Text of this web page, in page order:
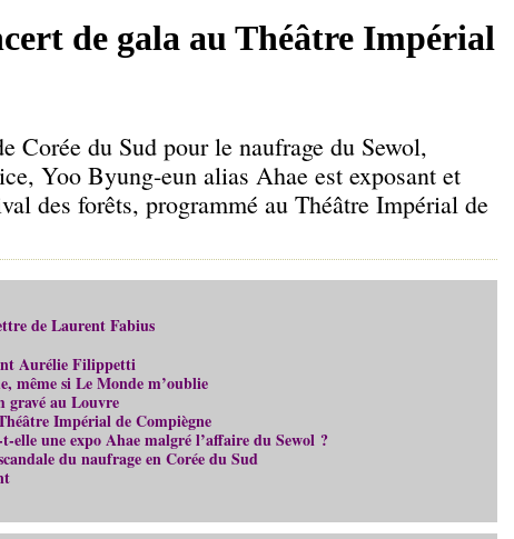
de gala au Théâtre Impérial
Corée du Sud pour le naufrage du Sewol,
Yoo Byung-eun alias Ahae est exposant et
des forêts, programmé au Théâtre Impérial de
de Laurent Fabius
Aurélie Filippetti
même si Le Monde m’oublie
gravé au Louvre
Impérial de Compiègne
une expo Ahae malgré l’affaire du Sewol ?
du naufrage en Corée du Sud